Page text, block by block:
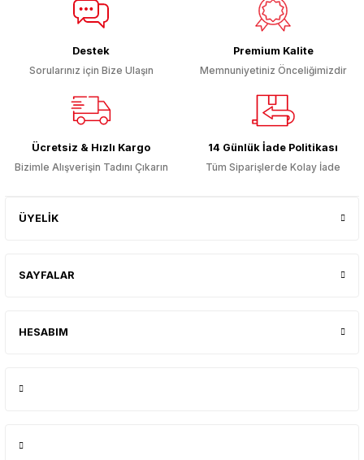
Ürün fiyatı diğer sitelerden daha pahalı.
Destek
Sorularınız için Bize Ulaşın
Premium Kalite
Memnuniyetiniz Önceliğimizdir
Ücretsiz & Hızlı Kargo
Bizimle Alışverişin Tadını Çıkarın
14 Günlük İade Politikası
Tüm Siparişlerde Kolay İade
ÜYELİK
SAYFALAR
HESABIM